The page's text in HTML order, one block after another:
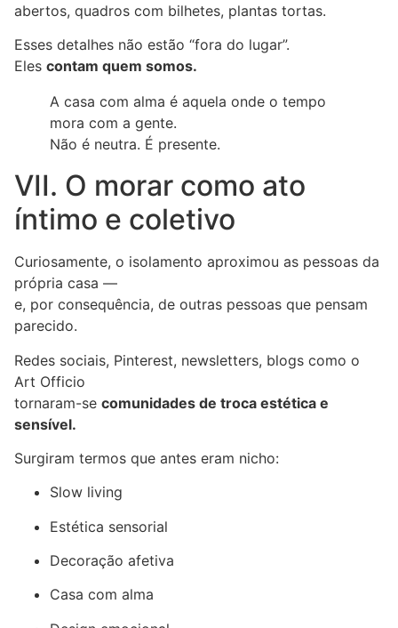
abertos, quadros com bilhetes, plantas tortas.
Esses detalhes não estão “fora do lugar”.
Eles contam quem somos.
A casa com alma é aquela onde o tempo
mora com a gente.
Não é neutra. É presente.
VII. O morar como ato
íntimo e coletivo
Curiosamente, o isolamento aproximou as pessoas da
própria casa —
e, por consequência, de outras pessoas que pensam
parecido.
Redes sociais, Pinterest, newsletters, blogs como o
Art Officio
tornaram-se comunidades de troca estética e
sensível.
Surgiram termos que antes eram nicho:
Slow living
Estética sensorial
Decoração afetiva
Casa com alma